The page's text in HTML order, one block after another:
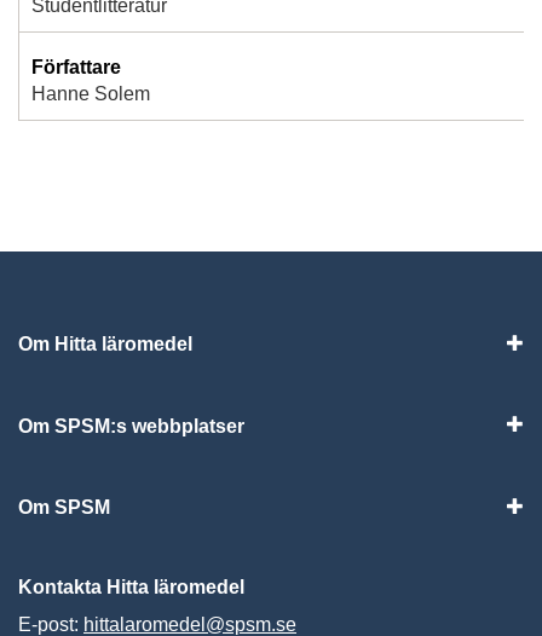
Studentlitteratur
Författare
Hanne Solem
Om Hitta läromedel
Om SPSM:s webbplatser
Om SPSM
Kontakta Hitta läromedel
E-post: hittalaromedel@spsm.se